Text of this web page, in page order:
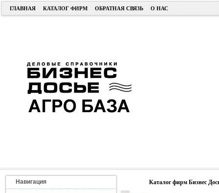
ГЛАВНАЯ КАТАЛОГ ФИРМ ОБРАТНАЯ СВЯЗЬ О НАС
Навигация Каталог фирм Бизнес